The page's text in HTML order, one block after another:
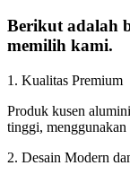
Berikut adalah
memilih kami.
1. Kualitas Premium
Produk kusen
tinggi, menggunakan
2. Desain Modern